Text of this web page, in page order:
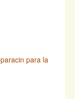
para la